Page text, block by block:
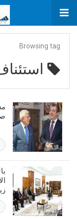
Browsing tag